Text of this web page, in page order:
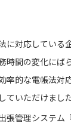
対応している
時間の変化にば
率的な電帳法対
ていただけまし
張管理システム